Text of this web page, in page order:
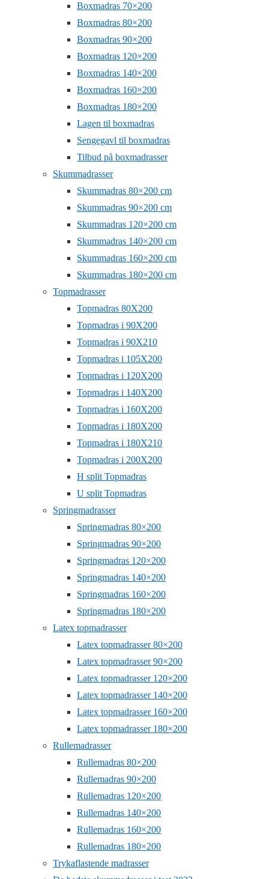
Boxmadras 70×200
Boxmadras 80×200
Boxmadras 90×200
Boxmadras 120×200
Boxmadras 140×200
Boxmadras 160×200
Boxmadras 180×200
Lagen til boxmadras
Sengegavl til boxmadras
Tilbud på boxmadrasser
Skummadrasser
Skummadras 80×200 cm
Skummadras 90×200 cm
Skummadras 120×200 cm
Skummadras 140×200 cm
Skummadras 160×200 cm
Skummadras 180×200 cm
Topmadrasser
Topmadras 80X200
Topmadras i 90X200
Topmadras i 90X210
Topmadras i 105X200
Topmadras i 120X200
Topmadras i 140X200
Topmadras i 160X200
Topmadras i 180X200
Topmadras i 180X210
Topmadras i 200X200
H split Topmadras
U split Topmadras
Springmadrasser
Springmadras 80×200
Springmadras 90×200
Springmadras 120×200
Springmadras 140×200
Springmadras 160×200
Springmadras 180×200
Latex topmadrasser
Latex topmadrasser 80×200
Latex topmadrasser 90×200
Latex topmadrasser 120×200
Latex topmadrasser 140×200
Latex topmadrasser 160×200
Latex topmadrasser 180×200
Rullemadrasser
Rullemadras 80×200
Rullemadras 90×200
Rullemadras 120×200
Rullemadras 140×200
Rullemadras 160×200
Rullemadras 180×200
Trykaflastende madrasser